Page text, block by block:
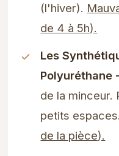
(l'hiver).
de 4 à 5h).
Les
Polyuréthane
de la minceur.
petits espaces.
de la pièce).